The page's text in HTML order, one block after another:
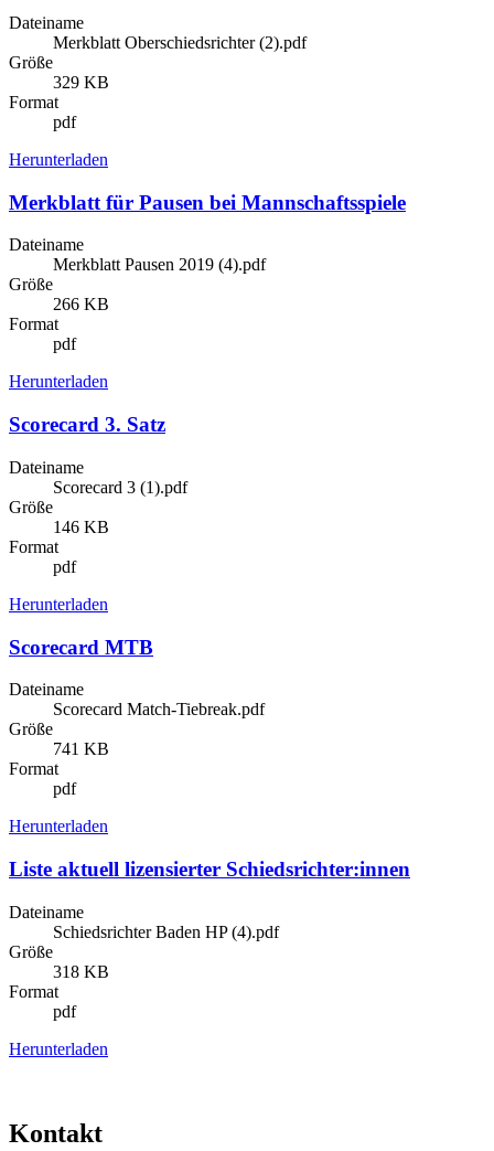
Dateiname
Merkblatt Oberschiedsrichter (2).pdf
Größe
329 KB
Format
pdf
Herunterladen
Merkblatt für Pausen bei Mannschaftsspiele
Dateiname
Merkblatt Pausen 2019 (4).pdf
Größe
266 KB
Format
pdf
Herunterladen
Scorecard 3. Satz
Dateiname
Scorecard 3 (1).pdf
Größe
146 KB
Format
pdf
Herunterladen
Scorecard MTB
Dateiname
Scorecard Match-Tiebreak.pdf
Größe
741 KB
Format
pdf
Herunterladen
Liste aktuell lizensierter Schiedsrichter:innen
Dateiname
Schiedsrichter Baden HP (4).pdf
Größe
318 KB
Format
pdf
Herunterladen
Kontakt